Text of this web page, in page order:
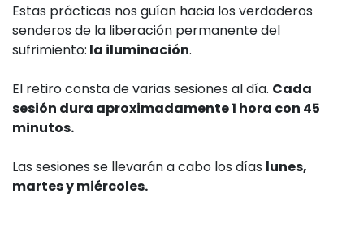
Estas prácticas nos guían hacia los verdaderos
senderos de la liberación permanente del
sufrimiento: la iluminación.
El retiro consta de varias sesiones al día. Cada
sesión dura aproximadamente 1 hora con 45
minutos.
Las sesiones se llevarán a cabo los días lunes,
martes y miércoles.